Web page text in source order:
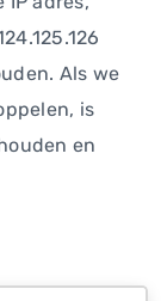
Als we
is
en